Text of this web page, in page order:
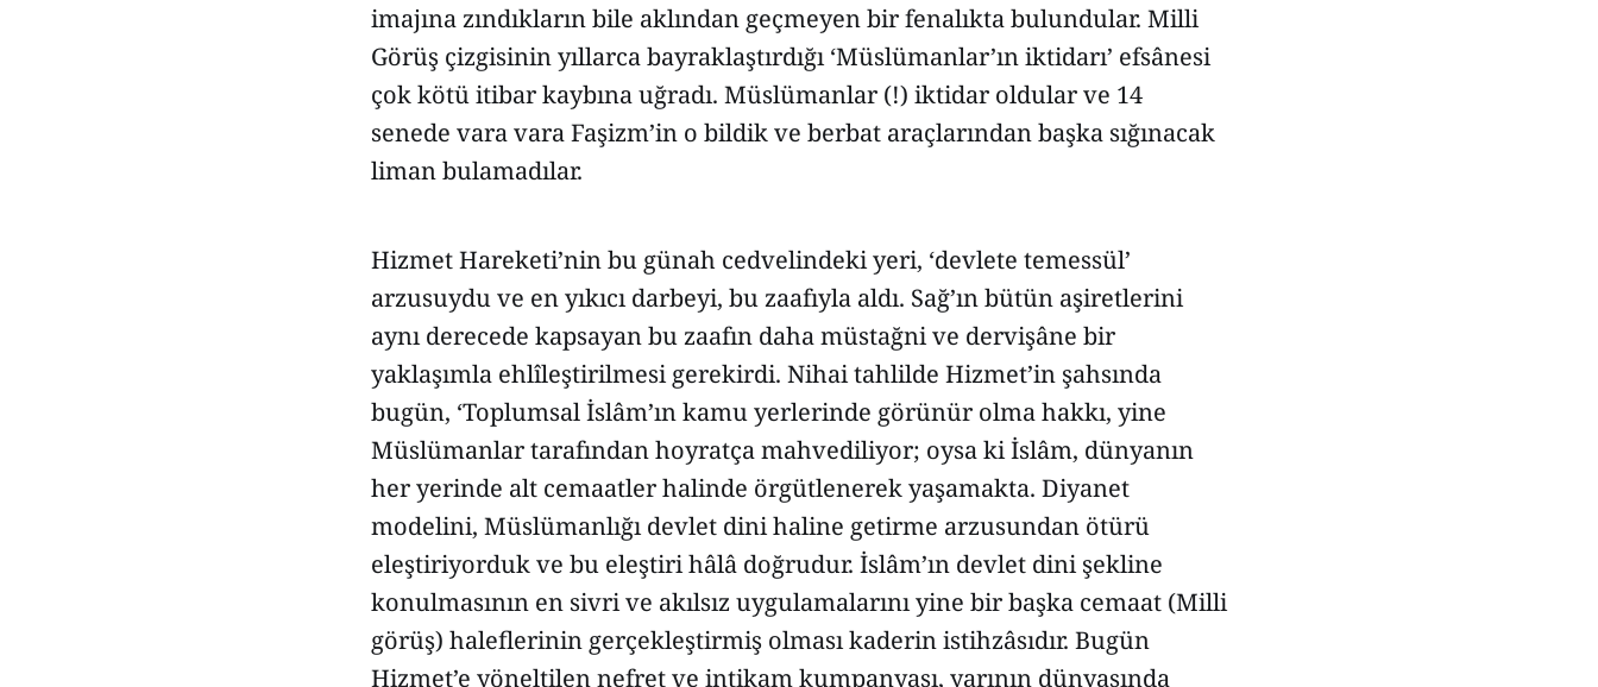
imajına zındıkların bile aklından geçmeyen bir fenalıkta bulundular. Milli
Görüş çizgisinin yıllarca bayraklaştırdığı ‘Müslümanlar’ın iktidarı’ efsânesi
çok kötü itibar kaybına uğradı. Müslümanlar (!) iktidar oldular ve 14
senede vara vara Faşizm’in o bildik ve berbat araçlarından başka sığınacak
liman bulamadılar.
Hizmet Hareketi’nin bu günah cedvelindeki yeri, ‘devlete temessül’
arzusuydu ve en yıkıcı darbeyi, bu zaafıyla aldı. Sağ’ın bütün aşiretlerini
aynı derecede kapsayan bu zaafın daha müstağni ve dervişâne bir
yaklaşımla ehlîleştirilmesi gerekirdi. Nihai tahlilde Hizmet’in şahsında
bugün, ‘Toplumsal İslâm’ın kamu yerlerinde görünür olma hakkı, yine
Müslümanlar tarafından hoyratça mahvediliyor; oysa ki İslâm, dünyanın
her yerinde alt cemaatler halinde örgütlenerek yaşamakta. Diyanet
modelini, Müslümanlığı devlet dini haline getirme arzusundan ötürü
eleştiriyorduk ve bu eleştiri hâlâ doğrudur. İslâm’ın devlet dini şekline
konulmasının en sivri ve akılsız uygulamalarını yine bir başka cemaat (Milli
görüş) haleflerinin gerçekleştirmiş olması kaderin istihzâsıdır. Bugün
Hizmet’e yöneltilen nefret ve intikam kumpanyası, yarının dünyasında